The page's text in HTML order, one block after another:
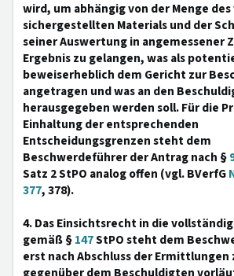
wird, um abhängig von der Menge
sichergestellten Materials und der
seiner Auswertung in angemessener
Ergebnis zu gelangen, was als
beweiserheblich dem Gericht zur
angetragen und was an den
herausgegeben werden soll. Für die
Einhaltung der entsprechenden
Entscheidungsgrenzen steht dem
Beschwerdeführer der Antrag nach §
Satz 2 StPO analog offen (vgl. BVerfG
377, 378).
4. Das Einsichtsrecht in die
gemäß §147StPO steht dem
erst nach Abschluss der Ermittlungen